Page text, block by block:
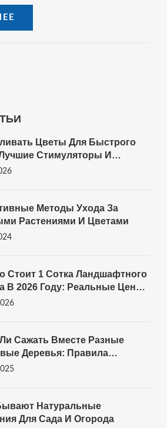
Цветы Для Быстрого
Стимуляторы И
Методы Ухода За
Растениями И Цветами
Стоит 1 Сотка Ландшафтного
В 2026 Году: Реальные Цены
Сажать Вместе Разные
Деревья: Правила
В Саду
Натуральные
Для Сада И Огорода